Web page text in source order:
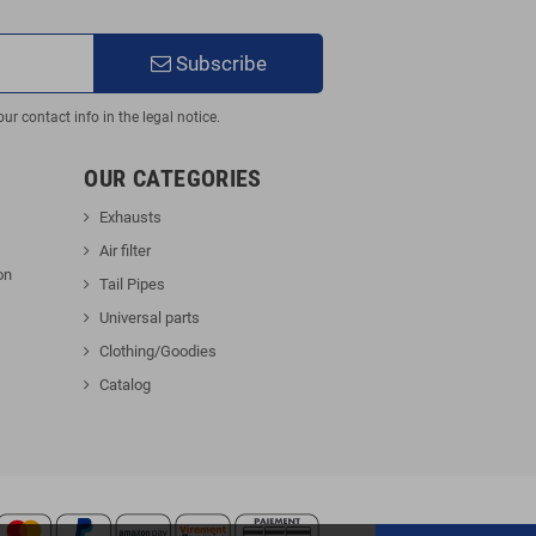
Subscribe
contact info in the legal notice.
OUR CATEGORIES
Exhausts
Air filter
Tail Pipes
Universal parts
Clothing/Goodies
Catalog